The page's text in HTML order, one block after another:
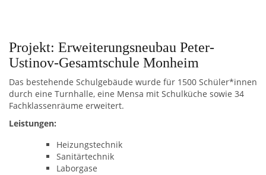
Projekt: Erweiterungsneubau Peter-
Ustinov-Gesamtschule Monheim
Das bestehende Schulgebäude wurde für 1500 Schüler*innen
durch eine Turnhalle, eine Mensa mit Schulküche sowie 34
Fachklassenräume erweitert.
Leistungen:
Heizungstechnik
Sanitärtechnik
Laborgase